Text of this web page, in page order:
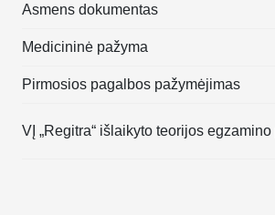
Asmens dokumentas
Medicininė pažyma
Pirmosios pagalbos pažymėjimas
VĮ „Regitra“ išlaikyto teorijos egzamino